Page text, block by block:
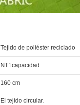
Tejido de poliéster reciclado
NT1capacidad
160 cm
El tejido circular.